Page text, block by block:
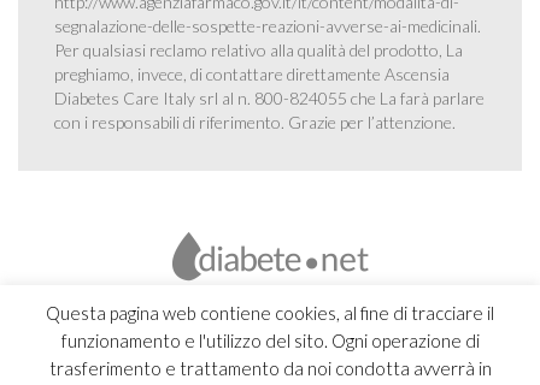
Questa pagina web contiene cookies, al fine di tracciare il
funzionamento e l'utilizzo del sito. Ogni operazione di
trasferimento e trattamento da noi condotta avverrà in
segnalazione-delle-sospette-reazioni-avverse-ai-medicinali.
Per qualsiasi reclamo relativo alla qualità del prodotto, La
preghiamo, invece, di contattare direttamente Ascensia
Diabetes Care Italy srl al n. 800-824055 che La farà parlare
con i responsabili di riferimento. Grazie per l’attenzione.